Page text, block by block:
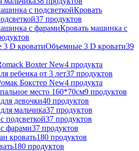
Кровать
37 продуктов
Кровать машинка с
Объемные 3 D кровати39
Boxter New4 продукта
ребенка от 3 лет37 продуктов
Бокстер New4 продукта
место 160*70см9 продуктов
девочки40 продуктов
мальчика37 продуктов
подсветкой37 продуктов
фарами37 продуктов
кровать180 продуктов
180 продуктов